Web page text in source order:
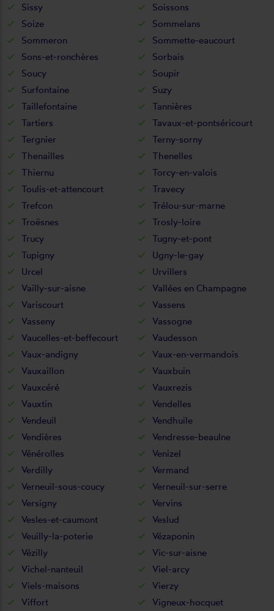
Sissy
Soissons
Soize
Sommelans
Sommeron
Sommette-eaucourt
Sons-et-ronchères
Sorbais
Soucy
Soupir
Surfontaine
Suzy
Taillefontaine
Tannières
Tartiers
Tavaux-et-pontséricourt
Tergnier
Terny-sorny
Thenailles
Thenelles
Thiernu
Torcy-en-valois
Toulis-et-attencourt
Travecy
Trefcon
Trélou-sur-marne
Troësnes
Trosly-loire
Trucy
Tugny-et-pont
Tupigny
Ugny-le-gay
Urcel
Urvillers
Vailly-sur-aisne
Vallées en Champagne
Variscourt
Vassens
Vasseny
Vassogne
Vaucelles-et-beffecourt
Vaudesson
Vaux-andigny
Vaux-en-vermandois
Vauxaillon
Vauxbuin
Vauxcéré
Vauxrezis
Vauxtin
Vendelles
Vendeuil
Vendhuile
Vendières
Vendresse-beaulne
Vénérolles
Venizel
Verdilly
Vermand
Verneuil-sous-coucy
Verneuil-sur-serre
Versigny
Vervins
Vesles-et-caumont
Veslud
Veuilly-la-poterie
Vézaponin
Vézilly
Vic-sur-aisne
Vichel-nanteuil
Viel-arcy
Viels-maisons
Vierzy
Viffort
Vigneux-hocquet